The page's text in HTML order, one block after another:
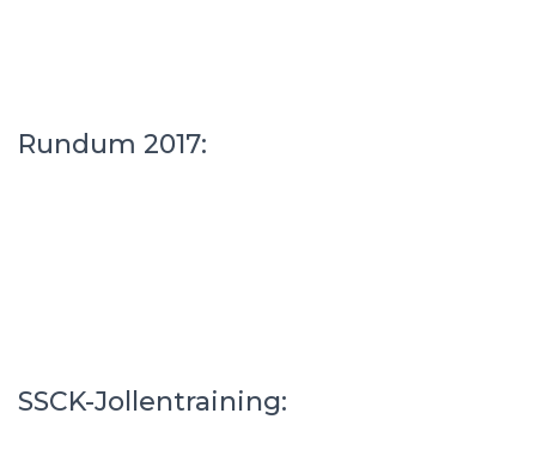
Rundum 2017:
SSCK-Jollentraining: